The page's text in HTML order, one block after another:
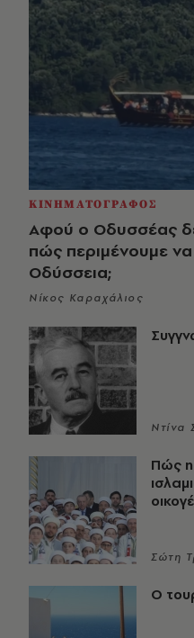
ΚΙΝΗΜΑΤΟΓΡΑΦΟΣ
Αφού ο Οδυσσέας
πώς περιμένουμε να
Οδύσσεια;
Νίκος Καραχάλιος
Ντίνα
Πώς η
Σώτη
Ο